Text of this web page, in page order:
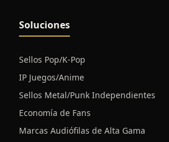
Soluciones
Sellos Pop/K-Pop
IP Juegos/Anime
Sellos Metal/Punk Independientes
Economía de Fans
Marcas Audiófilas de Alta Gama